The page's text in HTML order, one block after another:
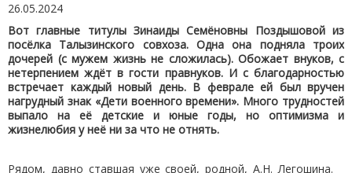
26.05.2024
Вот главные титулы Зинаиды Семёновны Поздышовой из
посёлка Талызинского совхоза. Одна она подняла троих
дочерей (с мужем жизнь не сложилась). Обожает внуков, с
нетерпением ждёт в гости правнуков. И с благодарностью
встречает каждый новый день. В феврале ей был вручен
нагрудный знак «Дети военного времени». Много трудностей
выпало на её детские и юные годы, но оптимизма и
жизнелюбия у неё ни за что не отнять.
Рядом, давно ставшая уже своей, родной, А.Н. Легошина.